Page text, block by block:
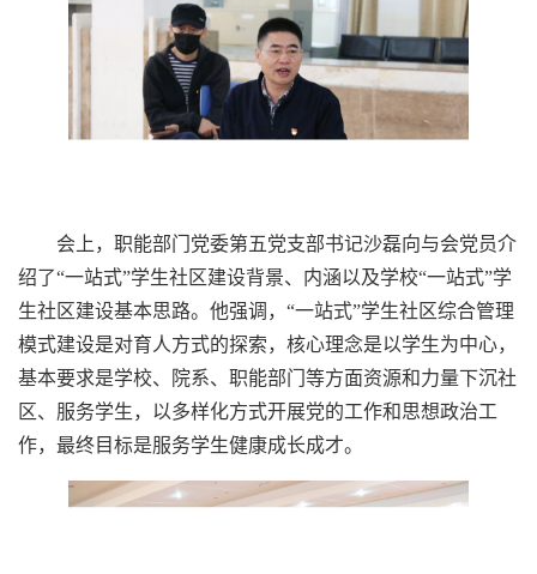
会上，职能部门党委第五党支部书记沙磊向与会党员介
绍了“一站式”学生社区建设背景、内涵以及学校“一站式”学
生社区建设基本思路。他强调，“一站式”学生社区综合管理
模式建设是对育人方式的探索，核心理念是以学生为中心，
基本要求是学校、院系、职能部门等方面资源和力量下沉社
区、服务学生，以多样化方式开展党的工作和思想政治工
作，最终目标是服务学生健康成长成才。